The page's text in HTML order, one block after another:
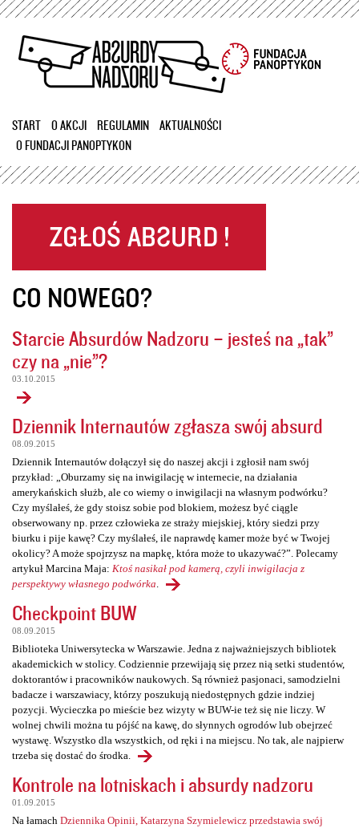
Przejdź
treści
START O AKCJI REGULAMIN
AKTUALNOŚCI
O FUNDACJI PANOPTYKON
CO NOWEGO?
Starcie Absurdów Nadzoru – jesteś na „tak”
czy na „nie”?
03.10.2015
Dziennik Internautów zgłasza swój absurd
08.09.2015
Dziennik Internautów dołączył się do naszej akcji i zgłosił nam swój
przykład: „Oburzamy się na inwigilację w internecie, na działania
amerykańskich służb, ale co wiemy o inwigilacji na własnym podwórku?
Czy myślałeś, że gdy stoisz sobie pod blokiem, możesz być ciągle
obserwowany np. przez człowieka ze straży miejskiej, który siedzi przy
biurku i pije kawę? Czy myślałeś, ile naprawdę kamer może być w Twojej
okolicy? A może spojrzysz na mapkę, która może to ukazywać?”. Polecamy
artykuł Marcina Maja: Ktoś nasikał pod kamerą, czyli inwigilacja z
perspektywy własnego podwórka
Checkpoint BUW
08.09.2015
Biblioteka Uniwersytecka w Warszawie. Jedna z najważniejszych bibliotek
akademickich w stolicy. Codziennie przewijają się przez nią setki studentów,
doktorantów i pracowników naukowych. Są również pasjonaci, samodzielni
badacze i warszawiacy, którzy poszukują niedostępnych gdzie indziej
pozycji. Wycieczka po mieście bez wizyty w BUW-ie też się nie liczy. W
wolnej chwili można tu pójść na kawę, do słynnych ogrodów lub obejrzeć
wystawę. Wszystko dla wszystkich, od ręki i na miejscu. No tak, ale najpierw
trzeba się dostać do środka.
Kontrole na lotniskach i absurdy nadzoru
01.09.2015
Na łamach Dziennika Opinii, Katarzyna Szymielewicz przedstawia swój